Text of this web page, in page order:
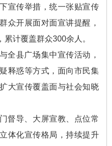
宣传举措，统一张贴宣传
众开展面对面宣讲提醒，
计覆盖群众300余人。
全县广场集中宣传活动，
释惑等方式，面向市民集
大宣传覆盖面与社会知晓
督导、大屏宣教、点位常
体化宣传格局，持续提升